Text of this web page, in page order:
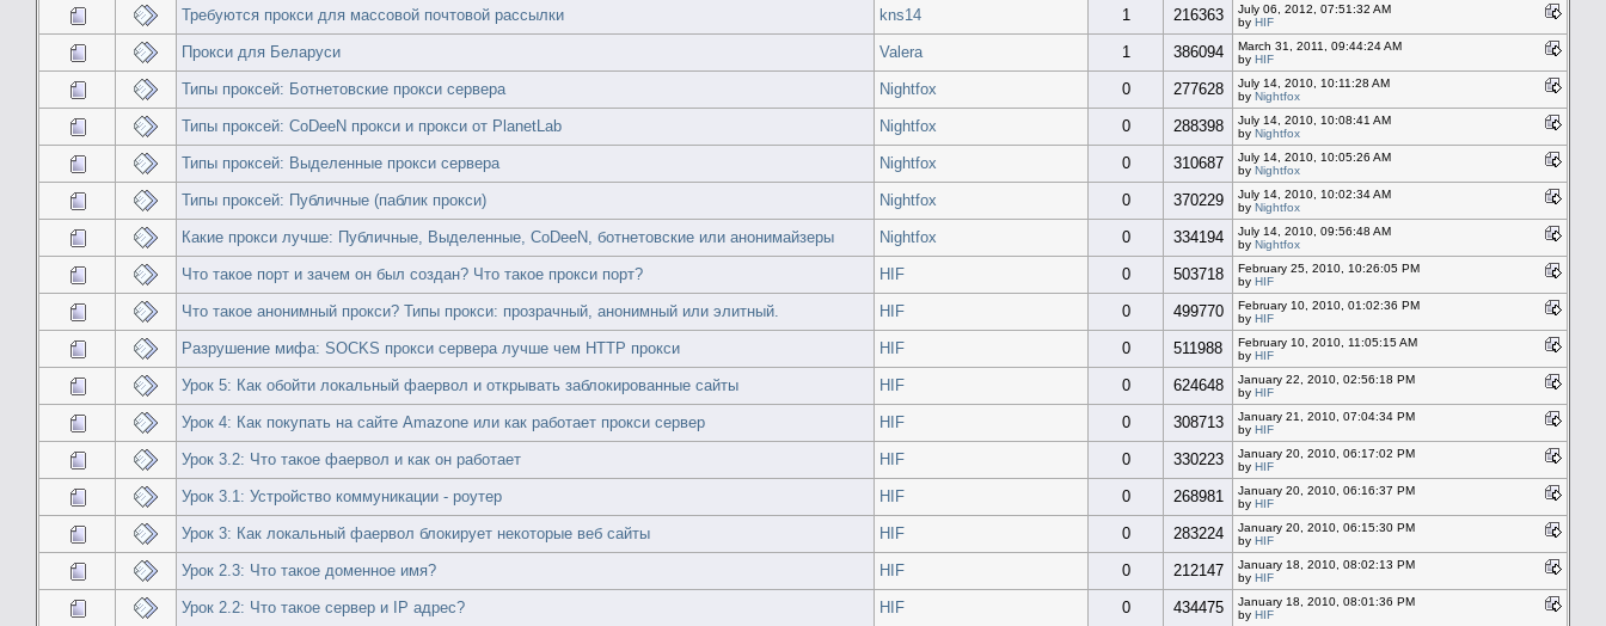
Требуются прокси для массовой почтовой рассылки kns14 1 216363
July 06, 2012, 07:51:32 AM
by HIF
Прокси для Беларуси Valera 1 386094
March 31, 2011, 09:44:24 AM
by HIF
Типы проксей: Ботнетовские прокси сервера Nightfox 0 277628
July 14, 2010, 10:11:28 AM
by Nightfox
Типы проксей: CoDeeN прокси и прокси от PlanetLab Nightfox 0 288398
July 14, 2010, 10:08:41 AM
by Nightfox
Типы проксей: Выделенные прокси сервера Nightfox 0 310687
July 14, 2010, 10:05:26 AM
by Nightfox
Типы проксей: Публичные (паблик прокси) Nightfox 0 370229
July 14, 2010, 10:02:34 AM
by Nightfox
Какие прокси лучше: Публичные, Выделенные, CoDeeN, ботнетовские или анонимайзеры Nightfox 0 334194
July 14, 2010, 09:56:48 AM
by Nightfox
Что такое порт и зачем он был создан? Что такое прокси порт? HIF 0 503718
February 25, 2010, 10:26:05 PM
by HIF
Что такое анонимный прокси? Типы прокси: прозрачный, анонимный или элитный. HIF 0 499770
February 10, 2010, 01:02:36 PM
by HIF
Разрушение мифа: SOCKS прокси сервера лучше чем HTTP прокси HIF 0 511988
February 10, 2010, 11:05:15 AM
by HIF
Урок 5: Как обойти локальный фаервол и открывать заблокированные сайты HIF 0 624648
January 22, 2010, 02:56:18 PM
by HIF
Урок 4: Как покупать на сайте Amazone или как работает прокси сервер HIF 0 308713
January 21, 2010, 07:04:34 PM
by HIF
Урок 3.2: Что такое фаервол и как он работает HIF 0 330223
January 20, 2010, 06:17:02 PM
by HIF
Урок 3.1: Устройство коммуникации - роутер HIF 0 268981
January 20, 2010, 06:16:37 PM
by HIF
Урок 3: Как локальный фаервол блокирует некоторые веб сайты HIF 0 283224
January 20, 2010, 06:15:30 PM
by HIF
Урок 2.3: Что такое доменное имя? HIF 0 212147
January 18, 2010, 08:02:13 PM
by HIF
Урок 2.2: Что такое сервер и IP адрес? HIF 0 434475
January 18, 2010, 08:01:36 PM
by HIF